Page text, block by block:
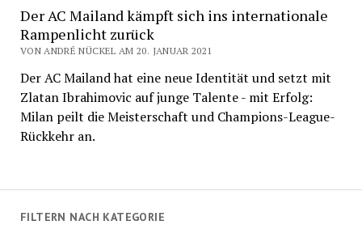
Der AC Mailand kämpft sich ins internationale
Rampenlicht zurück
VON ANDRÉ NÜCKEL AM 20. JANUAR 2021
Der AC Mailand hat eine neue Identität und setzt mit
Zlatan Ibrahimovic auf junge Talente - mit Erfolg:
Milan peilt die Meisterschaft und Champions-League-
Rückkehr an.
FILTERN NACH KATEGORIE